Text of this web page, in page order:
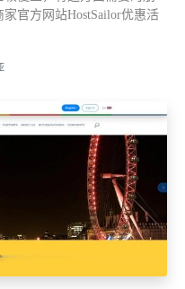
官方网站HostSailor优惠活